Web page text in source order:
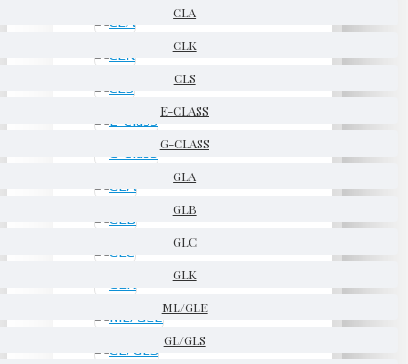
CLA
CLK
CLS
E-CLASS
G-CLASS
GLA
GLB
GLC
GLK
ML/GLE
GL/GLS